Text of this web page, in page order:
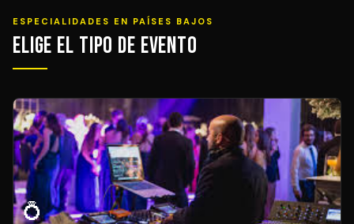
ESPECIALIDADES EN PAÍSES BAJOS
Elige el Tipo de Evento
💍